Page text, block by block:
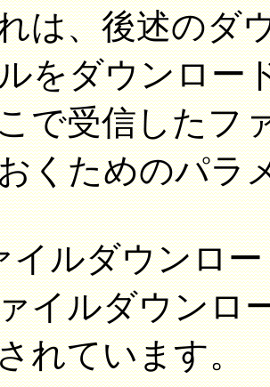
後述のダウ
をダウンロー
信したファ
くためのパラ
イルダウンロ
ダウンロー
れています。